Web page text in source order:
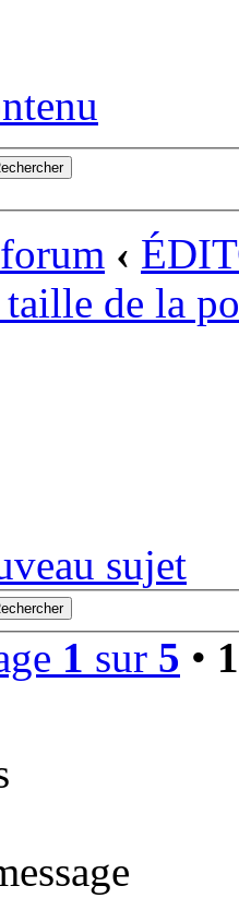
‹
de la
sujet
1 sur 5 • 1